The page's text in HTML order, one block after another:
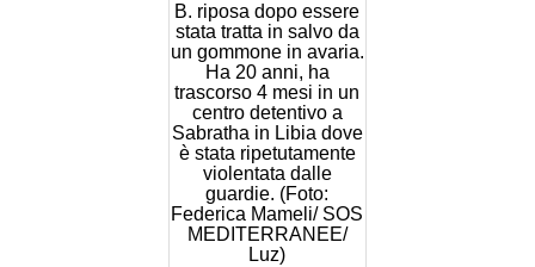
B. riposa dopo essere
stata tratta in salvo da
un gommone in avaria.
Ha 20 anni, ha
trascorso 4 mesi in un
centro detentivo a
Sabratha in Libia dove
è stata ripetutamente
violentata dalle
guardie. (Foto:
Federica Mameli/ SOS
MEDITERRANEE/
Luz)